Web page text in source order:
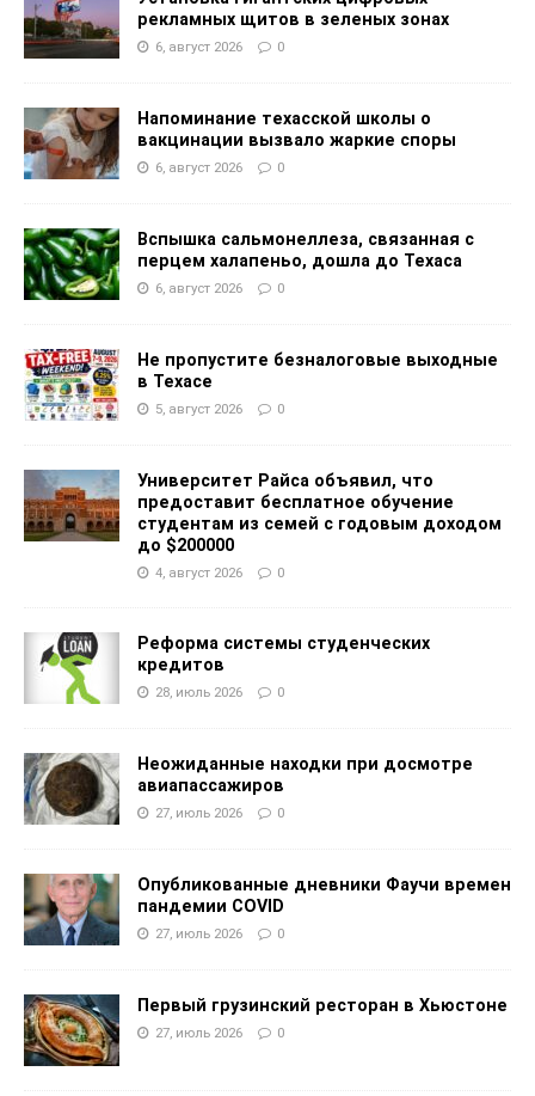
рекламных щитов в зеленых зонах
6, август 2026 0
Напоминание техасской школы о
вакцинации вызвало жаркие споры
6, август 2026 0
Вспышка сальмонеллеза, связанная с
перцем халапеньо, дошла до Техаса
6, август 2026 0
Не пропустите безналоговые выходные
в Техасе
5, август 2026 0
Университет Райса объявил, что
предоставит бесплатное обучение
студентам из семей с годовым доходом
до $200000
4, август 2026 0
Реформа системы студенческих
кредитов
28, июль 2026 0
Неожиданные находки при досмотре
авиапассажиров
27, июль 2026 0
Опубликованные дневники Фаучи времен
пандемии COVID
27, июль 2026 0
Первый грузинский ресторан в Хьюстоне
27, июль 2026 0